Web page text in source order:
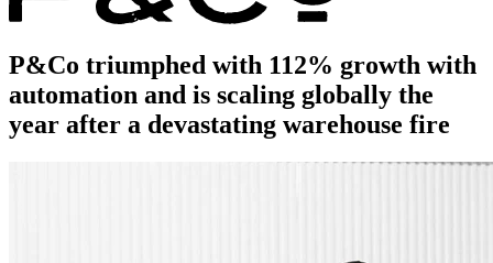
P&Co triumphed with 112% growth with
automation and is scaling globally the
year after a devastating warehouse fire